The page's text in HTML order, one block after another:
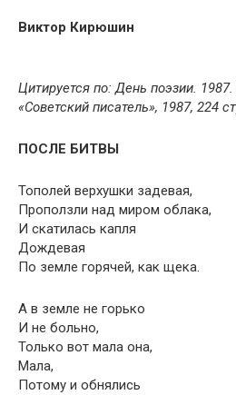
Виктор Кирюшин
Цитируется по: День поэзии.
«Советский писатель», 1987, 224
ПОСЛЕ БИТВЫ
Тополей верхушки задевая,
Проползли над миром облака,
И скатилась капля
Дождевая
По земле горячей, как щека.
А в земле не горько
И не больно,
Только вот мала она,
Мала,
Потому и обнялись